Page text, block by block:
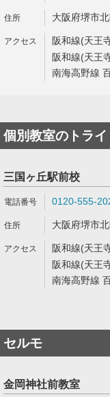
大阪府堺市
阪和線(天王
阪和線(天王
南海高野線
個別教室のトライ
三国ヶ丘駅前校
0120-555-
大阪府堺市
阪和線(天王
阪和線(天王
南海高野線
セルモ
金岡神社前教室